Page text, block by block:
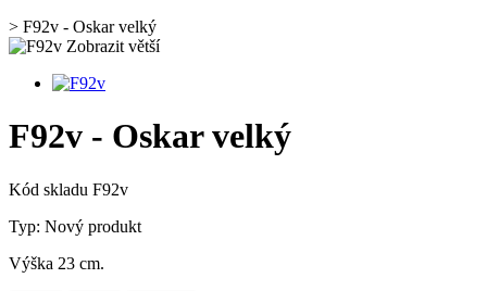
> F92v - Oskar velký
Zobrazit větší
F92v - Oskar velký
Kód skladu F92v
Typ: Nový produkt
Výška 23 cm.